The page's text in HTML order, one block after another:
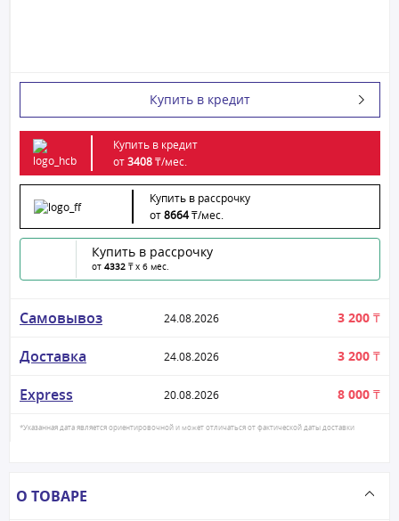
Купить в кредит
Купить в кредит
от3408₸/мес.
Купить в рассрочку
от8664₸/мес.
Купить в рассрочку
от 4332 ₸ x 6 мес.
Самовывоз 24.08.2026 3 200 ₸
Доставка 24.08.2026 3 200 ₸
Express 20.08.2026 8 000 ₸
*Указанная дата является ориентировочной и может отличаться от фактической даты доставки
О ТОВАРЕ